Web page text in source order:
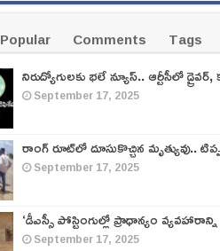
Popular Comments
Tags
నిరుద్యోగులకు భలే న్యూస్.. ఆర్టీసీలో
September 17, 2025
రాంగ్ రూట్‌లో దూసుకొచ్చిన మృత్యువు..
September 17, 2025
‘డీఎస్సీ పోస్టింగుల్లో ప్రాధాన్యం
September 17, 2025